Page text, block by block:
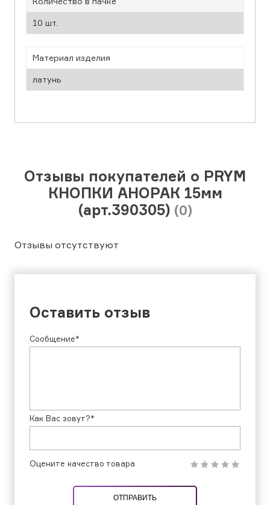
10 шт.
Материал изделия
латунь
Отзывы покупателей о PRYM
КНОПКИ АНОРАК 15мм
(арт.390305) (0)
Отзывы отсутствуют
Оставить отзыв
Сообщение*
Как Вас зовут?*
Оцените качество товара
ОТПРАВИТЬ